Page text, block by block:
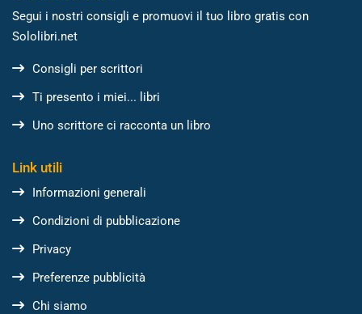
Segui i nostri consigli e promuovi il tuo libro gratis con
Sololibri.net
Consigli per scrittori
Ti presento i miei... libri
Uno scrittore ci racconta un libro
Link utili
Informazioni generali
Condizioni di pubblicazione
Privacy
Preferenze pubblicità
Chi siamo